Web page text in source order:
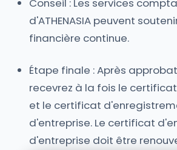
Conseil : Les services
d'ATHENASIA peuvent
financière continue.
Étape finale : Après
recevrez à la fois le
et le certificat
d'entreprise. Le certificat
d'entreprise doit être